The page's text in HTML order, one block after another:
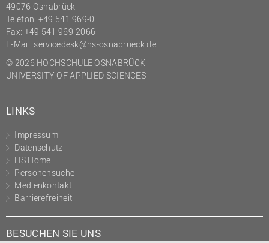
49076 Osnabrück
Telefon: +49 541 969-0
Fax: +49 541 969-2066
E-Mail: servicedesk@hs-osnabrueck.de
© 2026 HOCHSCHULE OSNABRÜCK
UNIVERSITY OF APPLIED SCIENCES
LINKS
Impressum
Datenschutz
HS Home
Personensuche
Medienkontakt
Barrierefreiheit
BESUCHEN SIE UNS